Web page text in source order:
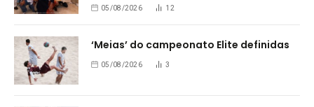
05/08/2026 12
‘Meias’ do campeonato Elite definidas
05/08/2026 3